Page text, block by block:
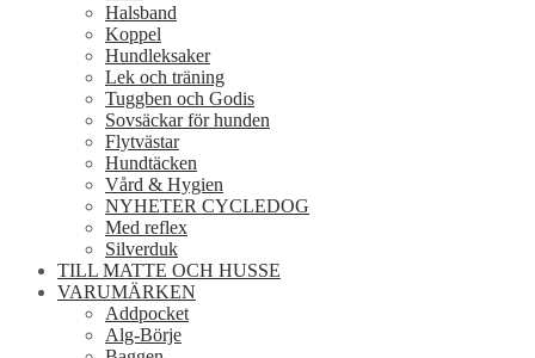
Halsband
Koppel
Hundleksaker
Lek och träning
Tuggben och Godis
Sovsäckar för hunden
Flytvästar
Hundtäcken
Vård & Hygien
NYHETER CYCLEDOG
Med reflex
Silverduk
TILL MATTE OCH HUSSE
VARUMÄRKEN
Addpocket
Alg-Börje